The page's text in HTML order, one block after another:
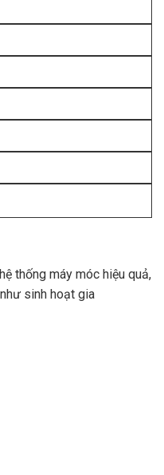
thống máy móc hiệu quả,
sinh hoạt gia